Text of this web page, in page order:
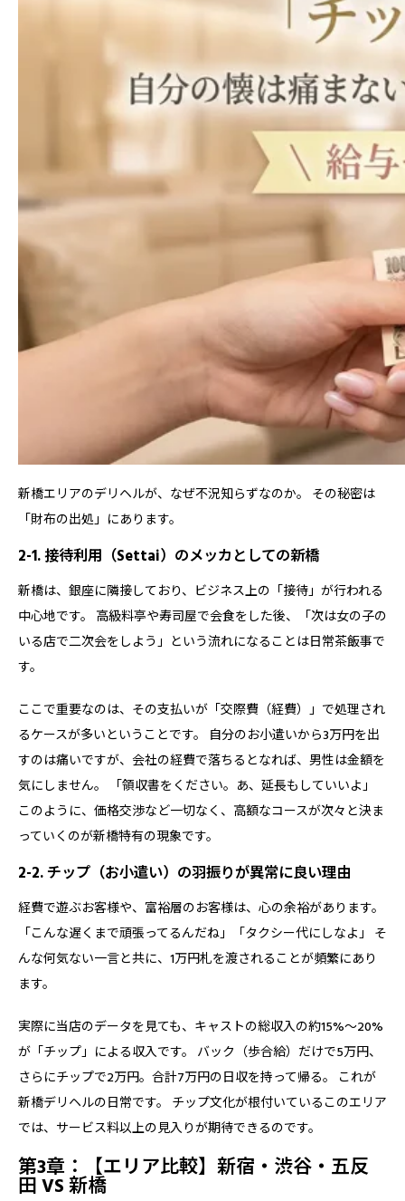
新橋エリアのデリヘルが、なぜ不況知らずなのか。 その秘密は
「財布の出処」にあります。
2-1. 接待利用（Settai）のメッカとしての新橋
新橋は、銀座に隣接しており、ビジネス上の「接待」が行われる
中心地です。 高級料亭や寿司屋で会食をした後、「次は女の子の
いる店で二次会をしよう」という流れになることは日常茶飯事で
す。
ここで重要なのは、その支払いが「交際費（経費）」で処理され
るケースが多いということです。 自分のお小遣いから3万円を出
すのは痛いですが、会社の経費で落ちるとなれば、男性は金額を
気にしません。 「領収書をください。あ、延長もしていいよ」
このように、価格交渉など一切なく、高額なコースが次々と決ま
っていくのが新橋特有の現象です。
2-2. チップ（お小遣い）の羽振りが異常に良い理由
経費で遊ぶお客様や、富裕層のお客様は、心の余裕があります。
「こんな遅くまで頑張ってるんだね」「タクシー代にしなよ」 そ
んな何気ない一言と共に、1万円札を渡されることが頻繁にあり
ます。
実際に当店のデータを見ても、 キャストの総収入の約15%〜20%
が「チップ」による収入です。
バック（歩合給）だけで5万円、
さらにチップで2万円。合計7万円の日収を持って帰る。 これが
新橋デリヘルの日常です。 チップ文化が根付いているこのエリア
では、サービス料以上の見入りが期待できるのです。
第3章：【エリア比較】新宿・渋谷・五反
田 VS 新橋